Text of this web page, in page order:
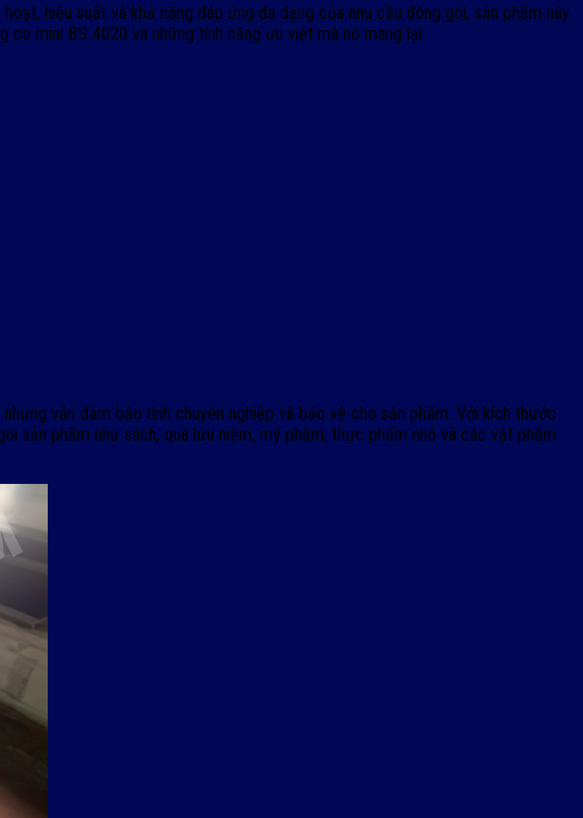
hiệu suất và khả năng đáp ứng đa dạng của nhu cầu đóng gói, sản phẩm này
co mini BS 4020 và những tính năng ưu việt mà nó mang lại.
vẫn đảm bảo tính chuyên nghiệp và bảo vệ cho sản phẩm. Với kích thước
sản phẩm như sách, quà lưu niệm, mỹ phẩm, thực phẩm nhỏ và các vật phẩm